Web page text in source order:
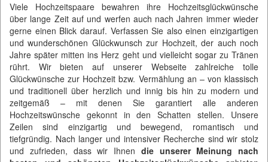
Viele Hochzeitspaare bewahren ihre Hochzeitsglückwünsche
über lange Zeit auf und werfen auch nach Jahren immer wieder
gerne einen Blick darauf. Verfassen Sie also einen einzigartigen
und wunderschönen Glückwunsch zur Hochzeit, der auch noch
Jahre später mitten ins Herz geht und vielleicht sogar zu Tränen
rührt. Wir bieten auf unserer Webseite zahlreiche tolle
Glückwünsche zur Hochzeit bzw. Vermählung an – von klassisch
und traditionell über herzlich und innig bis hin zu modern und
zeitgemäß – mit denen Sie garantiert alle anderen
Hochzeitswünsche gekonnt in den Schatten stellen. Unsere
Zeilen sind einzigartig und bewegend, romantisch und
tiefgründig. Nach langer und intensiver Recherche sind wir stolz
und zufrieden, dass wir Ihnen die unserer Meinung nach